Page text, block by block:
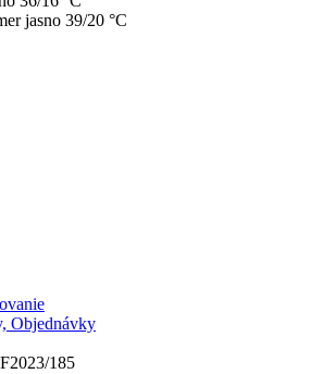
39/20 °C
Objednávky
185